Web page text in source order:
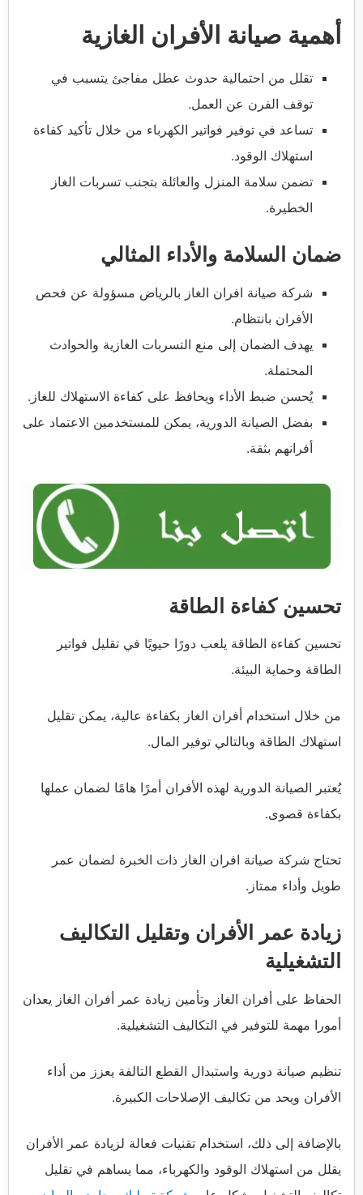
أهمية صيانة الأفران الغازية
تقلل من احتمالية حدوث عطل مفاجئ يتسبب في
توقف الفرن عن العمل.
تساعد في توفير فواتير الكهرباء من خلال تأكيد كفاءة
استهلاك الوقود.
تضمن سلامة المنزل والعائلة بتجنب تسربات الغاز
الخطيرة.
ضمان السلامة والأداء المثالي
شركة صيانة افران الغاز بالرياض مسؤولة عن فحص
الأفران بانتظام.
يهدف الضمان إلى منع التسربات الغازية والحوادث
المحتملة.
يُحسن ضبط الأداء ويحافظ على كفاءة الاستهلاك للغاز.
بفضل الصيانة الدورية، يمكن للمستخدمين الاعتماد على
أفرانهم بثقة.
تحسين كفاءة الطاقة
تحسين كفاءة الطاقة يلعب دورًا حيويًا في تقليل فواتير
الطاقة وحماية البيئة.
من خلال استخدام أفران الغاز بكفاءة عالية، يمكن تقليل
استهلاك الطاقة وبالتالي توفير المال.
يُعتبر الصيانة الدورية لهذه الأفران أمرًا هامًا لضمان عملها
بكفاءة قصوى.
تحتاج شركة صيانة افران الغاز ذات الخبرة لضمان عمر
طويل وأداء ممتاز.
زيادة عمر الأفران وتقليل التكاليف
التشغيلية
الحفاظ على أفران الغاز وتأمين زيادة عمر أفران الغاز يعدان
أمورا مهمة للتوفير في التكاليف التشغيلية.
تنظيم صيانة دورية واستبدال القطع التالفة يعزز من أداء
الأفران ويحد من تكاليف الإصلاحات الكبيرة.
بالإضافة إلى ذلك، استخدام تقنيات فعالة لزيادة عمر الأفران
يقلل من استهلاك الوقود والكهرباء، مما يساهم في تقليل